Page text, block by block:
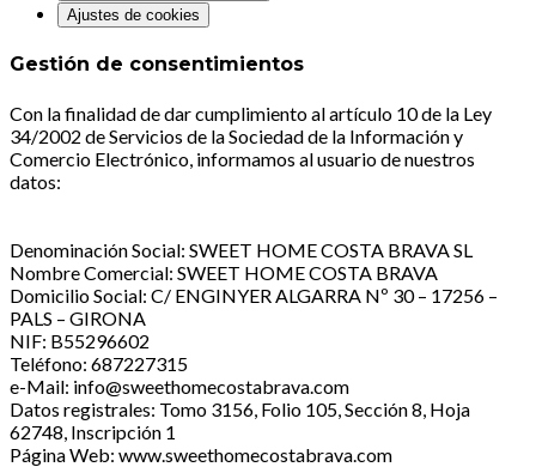
Ajustes de cookies
Gestión de consentimientos
Con la finalidad de dar cumplimiento al artículo 10 de la Ley
34/2002 de Servicios de la Sociedad de la Información y
Comercio Electrónico, informamos al usuario de nuestros
datos:
Denominación Social: SWEET HOME COSTA BRAVA SL
Nombre Comercial: SWEET HOME COSTA BRAVA
Domicilio Social: C/ ENGINYER ALGARRA Nº 30 – 17256 –
PALS – GIRONA
NIF: B55296602
Teléfono: 687227315
e-Mail: info@sweethomecostabrava.com
Datos registrales: Tomo 3156, Folio 105, Sección 8, Hoja
62748, Inscripción 1
Página Web: www.sweethomecostabrava.com